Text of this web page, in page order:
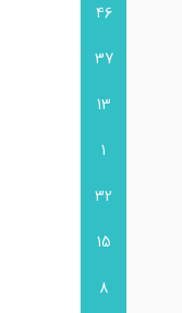
46
37
13
1
32
15
8